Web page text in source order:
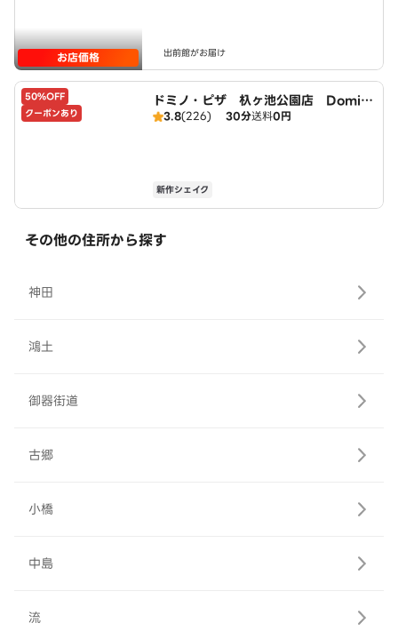
お店価格 出前館がお届け
50%OFF
クーポンあり
ドミノ・ピザ 杁ヶ池公園店 Domin
o's3.8(226) 30分送料0円
新作シェイク
その他の住所から探す
神田
鴻土
御器街道
古郷
小橋
中島
流